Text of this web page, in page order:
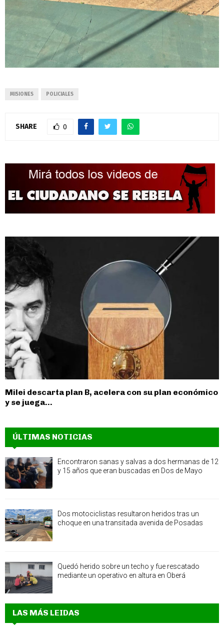
MISIONES POLICIALES
SHARE 0
Milei descarta plan B, acelera con su plan económico
y se juega...
ÚLTIMAS NOTICIAS
Encontraron sanas y salvas a dos hermanas de 12
y 15 años que eran buscadas en Dos de Mayo
Dos motociclistas resultaron heridos tras un
choque en una transitada avenida de Posadas
Quedó herido sobre un techo y fue rescatado
mediante un operativo en altura en Oberá
LAS MÁS LEIDAS